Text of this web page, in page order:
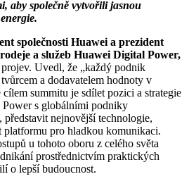
aby společně vytvořili jasnou
společnosti Huawei a prezident
a služeb Huawei Digital Power,
Uvedl, že „každý podnik
a dodavatelem hodnoty v
summitu je sdílet pozici a strategie
s globálními podniky
nejnovější technologie,
pro hladkou komunikaci.
u tohoto oboru z celého světa
prostřednictvím praktických
o lepší budoucnost.